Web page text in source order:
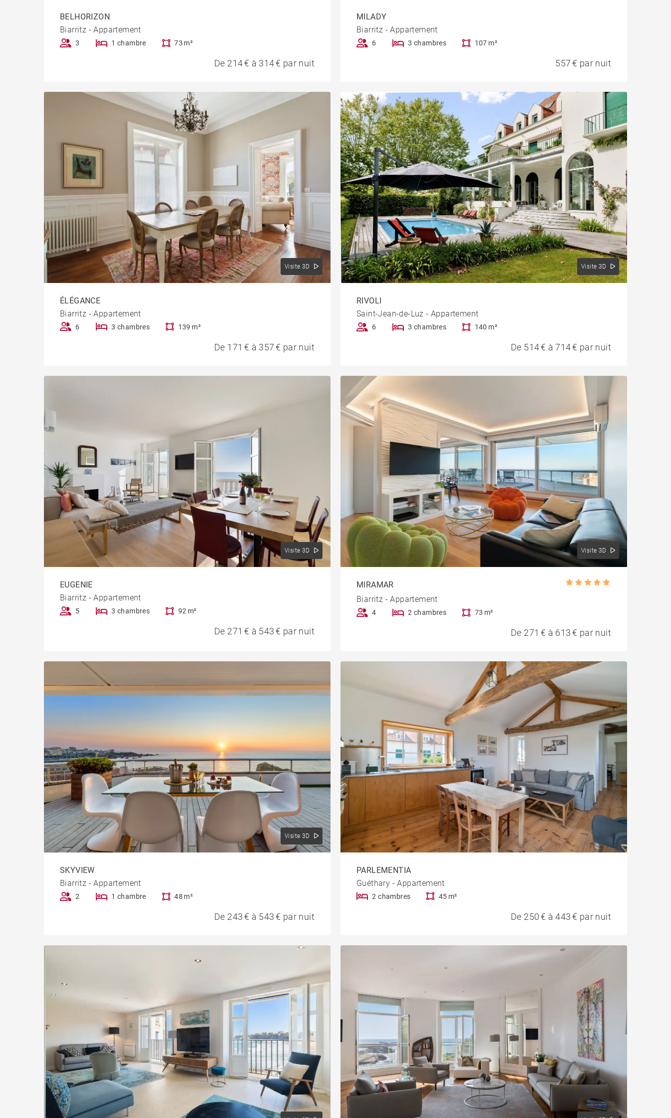
BELHORIZON
Biarritz - Appartement
3 1 chambre 73 m²
De 214 € à 314 € par nuit
MILADY
Biarritz - Appartement
6 3 chambres 107 m²
557 € par nuit
Visite 3D
ÉLÉGANCE
Biarritz - Appartement
6 3 chambres 139 m²
De 171 € à 357 € par nuit
Visite 3D
RIVOLI
Saint-Jean-de-Luz - Appartement
6 3 chambres 140 m²
De 514 € à 714 € par nuit
Visite 3D
EUGENIE
Biarritz - Appartement
5 3 chambres 92 m²
De 271 € à 543 € par nuit
Visite 3D
MIRAMAR
Biarritz - Appartement
4 2 chambres 73 m²
De 271 € à 613 € par nuit
Visite 3D
SKYVIEW
Biarritz - Appartement
2 1 chambre 48 m²
De 243 € à 543 € par nuit
PARLEMENTIA
Guéthary - Appartement
2 chambres 45 m²
De 250 € à 443 € par nuit